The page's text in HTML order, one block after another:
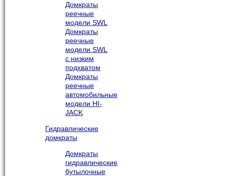
Домкраты
реечные
модели SWL
Домкраты
реечные
модели SWL
с низким
подхватом
Домкраты
реечные
автомобильные
модели HI-
JACK
Гидравлические
домкраты
Домкраты
гидравлические
бутылочные